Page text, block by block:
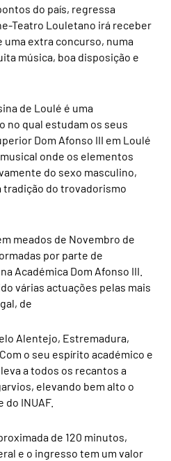
do país, regressa
Teatro Louletano irá receber
uma extra concurso, numa
música, boa disposição e
de Loulé é uma
qual estudam os seus
Dom Afonso III em Loulé
onde os elementos
do sexo masculino,
tradição do trovadorismo
meados de Novembro de
por parte de
Académica Dom Afonso III.
várias actuações pelas mais
de
Alentejo, Estremadura,
o seu espírito académico e
a todos os recantos a
elevando bem alto o
do INUAF.
de 120 minutos,
e o ingresso tem um valor